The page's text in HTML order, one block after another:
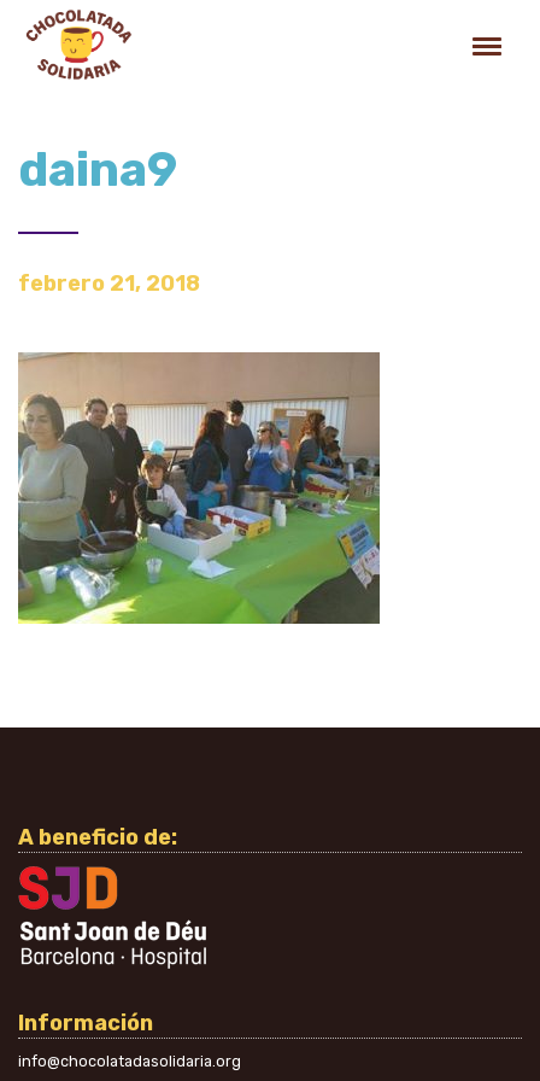
daina9
febrero 21, 2018
A beneficio de:
Información
info@chocolatadasolidaria.org